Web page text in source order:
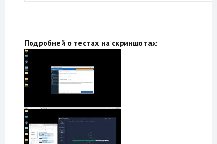
Подробней о тестах на скриншотах: